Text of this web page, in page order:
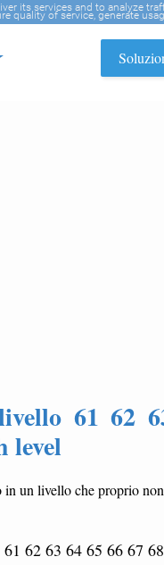
61 62
level
in un livello che proprio
61 62 63 64 65 66 67
its services and to analyze
quality of service, generate